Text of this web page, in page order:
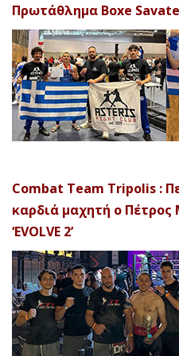
Πρωτάθλημα Boxe
Combat Team Tripolis :
καρδιά μαχητή ο
‘EVOLVE 2’